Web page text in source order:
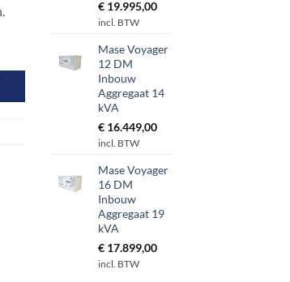
€ 19.995,00
incl. BTW
Mase Voyager
12 DM
Inbouw
Aggregaat 14
kVA
€ 16.449,00
incl. BTW
Mase Voyager
16 DM
Inbouw
Aggregaat 19
kVA
€ 17.899,00
incl. BTW